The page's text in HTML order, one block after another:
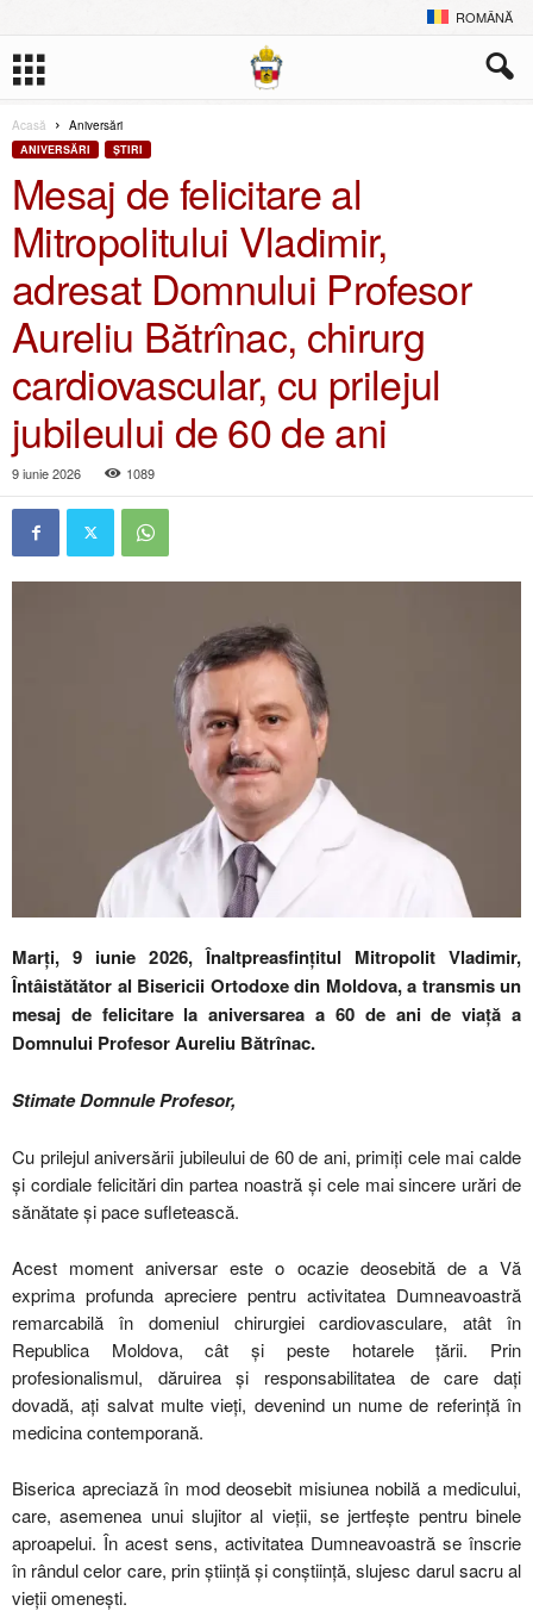
ROMÂNĂ
Acasă Aniversări
ANIVERSĂRI ŞTIRI
Mesaj de felicitare al
Mitropolitului Vladimir,
adresat Domnului Profesor
Aureliu Bătrînac, chirurg
cardiovascular, cu prilejul
jubileului de 60 de ani
9 iunie 2026 1089
Marți, 9 iunie 2026, Înaltpreasfințitul Mitropolit Vladimir,
Întâistătător al Bisericii Ortodoxe din Moldova, a transmis un
mesaj de felicitare la aniversarea a 60 de ani de viață a
Domnului Profesor Aureliu Bătrînac.
Stimate Domnule Profesor,
Cu prilejul aniversării jubileului de 60 de ani, primiți cele mai calde
și cordiale felicitări din partea noastră și cele mai sincere urări de
sănătate și pace sufletească.
Acest moment aniversar este o ocazie deosebită de a Vă
exprima profunda apreciere pentru activitatea Dumneavoastră
remarcabilă în domeniul chirurgiei cardiovasculare, atât în
Republica Moldova, cât și peste hotarele țării. Prin
profesionalismul, dăruirea și responsabilitatea de care dați
dovadă, ați salvat multe vieți, devenind un nume de referință în
medicina contemporană.
Biserica apreciază în mod deosebit misiunea nobilă a medicului,
care, asemenea unui slujitor al vieții, se jertfește pentru binele
aproapelui. În acest sens, activitatea Dumneavoastră se înscrie
în rândul celor care, prin știință și conștiință, slujesc darul sacru al
vieții omenești.